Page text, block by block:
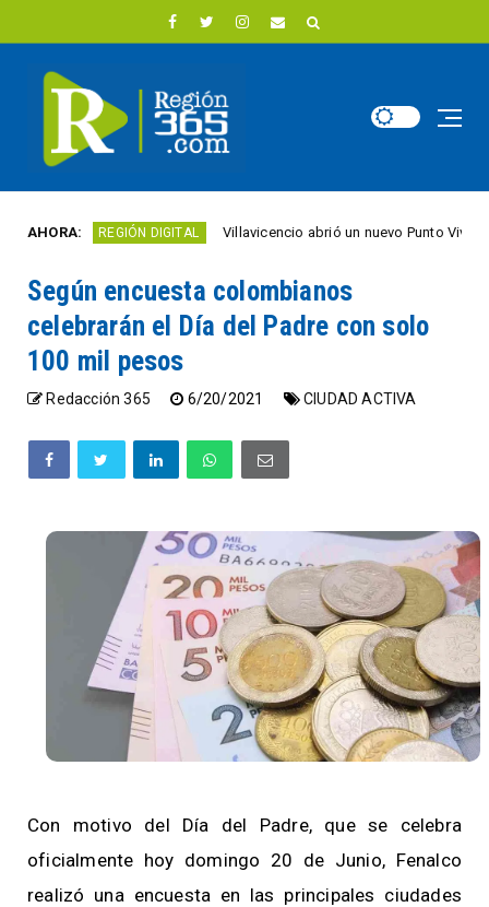
AHORA:
REGIÓN DIGITAL Villavicencio abrió un nuevo Punto Vive Digital
Según encuesta colombianos
celebrarán el Día del Padre con solo
100 mil pesos
Redacción 365 6/20/2021 CIUDAD ACTIVA
Con motivo del Día del Padre, que se celebra
oficialmente hoy domingo 20 de Junio, Fenalco
realizó una encuesta en las principales ciudades